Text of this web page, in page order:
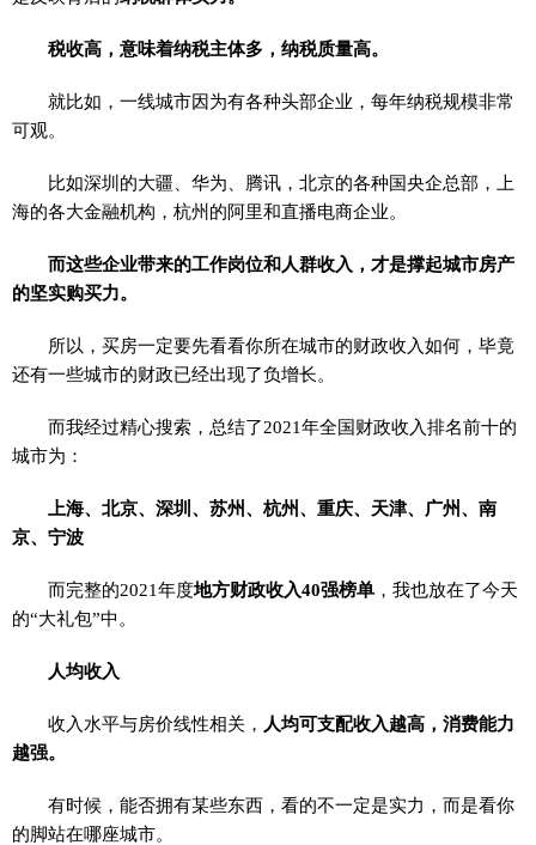
税收高，意味着纳税主体多，纳税质量高。
就比如，一线城市因为有各种头部企业，每年纳税规模非常
可观。
比如深圳的大疆、华为、腾讯，北京的各种国央企总部，上
海的各大金融机构，杭州的阿里和直播电商企业。
而这些企业带来的工作岗位和人群收入，才是撑起城市房产
的坚实购买力。
所以，买房一定要先看看你所在城市的财政收入如何，毕竟
还有一些城市的财政已经出现了负增长。
而我经过精心搜索，总结了2021年全国财政收入排名前十的
城市为：
上海、北京、深圳、苏州、杭州、重庆、天津、广州、南
京、宁波
而完整的2021年度地方财政收入40强榜单 ，我也放在了今天
的“大礼包”中。
人均收入
收入水平与房价线性相关， 人均可支配收入越高，消费能力
越强。
有时候，能否拥有某些东西，看的不一定是实力，而是看你
的脚站在哪座城市。